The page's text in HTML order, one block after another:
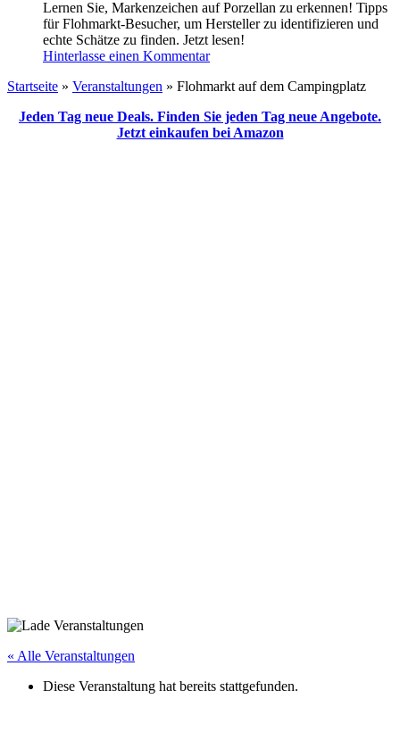
Lernen Sie, Markenzeichen auf Porzellan zu erkennen! Tipps
für Flohmarkt-Besucher, um Hersteller zu identifizieren und
echte Schätze zu finden. Jetzt lesen!
Hinterlasse einen Kommentar
Startseite » Veranstaltungen » Flohmarkt auf dem Campingplatz
Jeden Tag neue Deals. Finden Sie jeden Tag neue Angebote.
Jetzt einkaufen bei Amazon
« Alle Veranstaltungen
Diese Veranstaltung hat bereits stattgefunden.